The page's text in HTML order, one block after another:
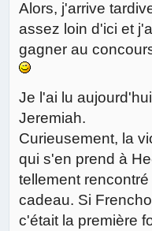
Alors, j'arrive
assez loin d'ici et
gagner au
Je l'ai lu
Jeremiah.
Curieusement, la
qui s'en prend à
tellement
cadeau. Si
c'était la première